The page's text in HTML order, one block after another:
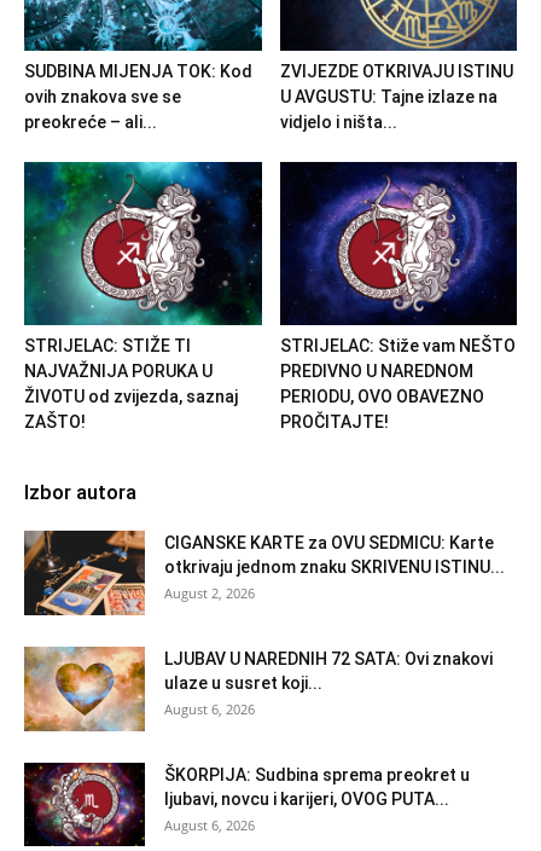
SUDBINA MIJENJA TOK: Kod
ovih znakova sve se
preokreće – ali...
ZVIJEZDE OTKRIVAJU ISTINU
U AVGUSTU: Tajne izlaze na
vidjelo i ništa...
STRIJELAC: STIŽE TI
NAJVAŽNIJA PORUKA U
ŽIVOTU od zvijezda, saznaj
ZAŠTO!
STRIJELAC: Stiže vam NEŠTO
PREDIVNO U NAREDNOM
PERIODU, OVO OBAVEZNO
PROČITAJTE!
Izbor autora
CIGANSKE KARTE za OVU SEDMICU: Karte
otkrivaju jednom znaku SKRIVENU ISTINU...
August 2, 2026
LJUBAV U NAREDNIH 72 SATA: Ovi znakovi
ulaze u susret koji...
August 6, 2026
ŠKORPIJA: Sudbina sprema preokret u
ljubavi, novcu i karijeri, OVOG PUTA...
August 6, 2026